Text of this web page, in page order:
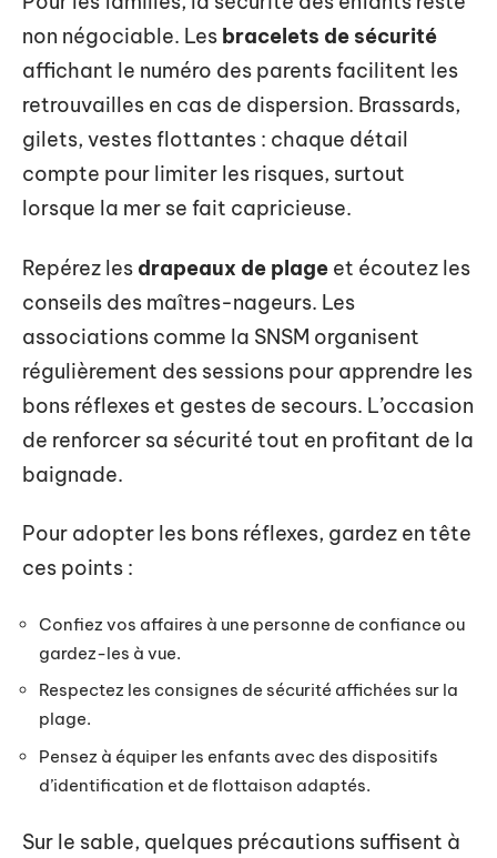
non négociable. Les bracelets de sécurité
affichant le numéro des parents facilitent les
retrouvailles en cas de dispersion. Brassards,
gilets, vestes flottantes : chaque détail
compte pour limiter les risques, surtout
lorsque la mer se fait capricieuse.
Repérez les drapeaux de plage et écoutez les
conseils des maîtres-nageurs. Les
associations comme la SNSM organisent
régulièrement des sessions pour apprendre les
bons réflexes et gestes de secours. L’occasion
de renforcer sa sécurité tout en profitant de la
baignade.
Pour adopter les bons réflexes, gardez en tête
ces points :
Confiez vos affaires à une personne de confiance ou
gardez-les à vue.
Respectez les consignes de sécurité affichées sur la
plage.
Pensez à équiper les enfants avec des dispositifs
d’identification et de flottaison adaptés.
Sur le sable, quelques précautions suffisent à